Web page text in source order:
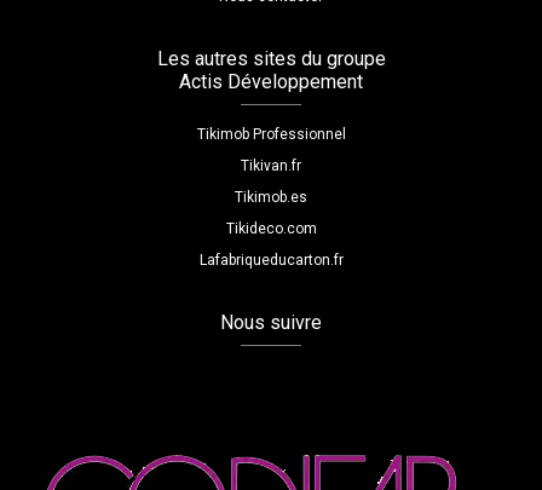
Les autres sites du groupe
Actis Développement
Tikimob Professionnel
Tikivan.fr
Tikimob.es
Tikideco.com
Lafabriqueducarton.fr
Nous suivre